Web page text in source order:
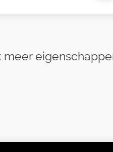
meer
meer